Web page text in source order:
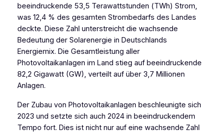
beeindruckende 53,5 Terawattstunden (TWh) Strom,
was 12,4 % des gesamten Strombedarfs des Landes
deckte. Diese Zahl unterstreicht die wachsende
Bedeutung der Solarenergie in Deutschlands
Energiemix. Die Gesamtleistung aller
Photovoltaikanlagen im Land stieg auf beeindruckende
82,2 Gigawatt (GW), verteilt auf über 3,7 Millionen
Anlagen.
Der Zubau von Photovoltaikanlagen beschleunigte sich
2023 und setzte sich auch 2024 in beeindruckendem
Tempo fort. Dies ist nicht nur auf eine wachsende Zahl